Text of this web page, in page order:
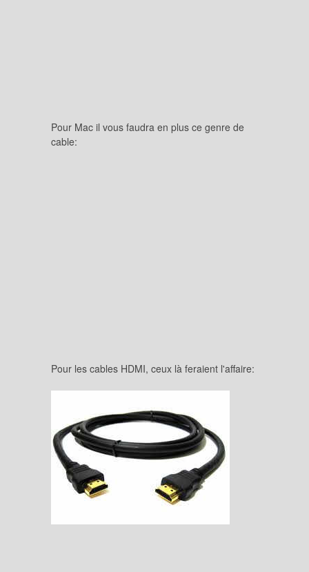
Pour Mac il vous faudra en plus ce genre de
cable:
Pour les cables HDMI, ceux là feraient l'affaire: